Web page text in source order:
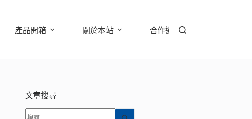
產品開箱 關於本站 合作邀約
文章搜尋
找